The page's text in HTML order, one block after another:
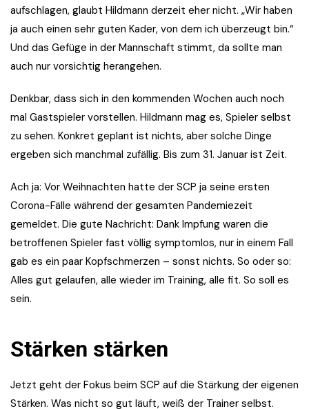
aufschlagen, glaubt Hildmann derzeit eher nicht. „Wir haben
ja auch einen sehr guten Kader, von dem ich überzeugt bin.“
Und das Gefüge in der Mannschaft stimmt, da sollte man
auch nur vorsichtig herangehen.
Denkbar, dass sich in den kommenden Wochen auch noch
mal Gastspieler vorstellen. Hildmann mag es, Spieler selbst
zu sehen. Konkret geplant ist nichts, aber solche Dinge
ergeben sich manchmal zufällig. Bis zum 31. Januar ist Zeit.
Ach ja: Vor Weihnachten hatte der SCP ja seine ersten
Corona-Fälle während der gesamten Pandemiezeit
gemeldet. Die gute Nachricht: Dank Impfung waren die
betroffenen Spieler fast völlig symptomlos, nur in einem Fall
gab es ein paar Kopfschmerzen – sonst nichts. So oder so:
Alles gut gelaufen, alle wieder im Training, alle fit. So soll es
sein.
Stärken stärken
Jetzt geht der Fokus beim SCP auf die Stärkung der eigenen
Stärken. Was nicht so gut läuft, weiß der Trainer selbst.